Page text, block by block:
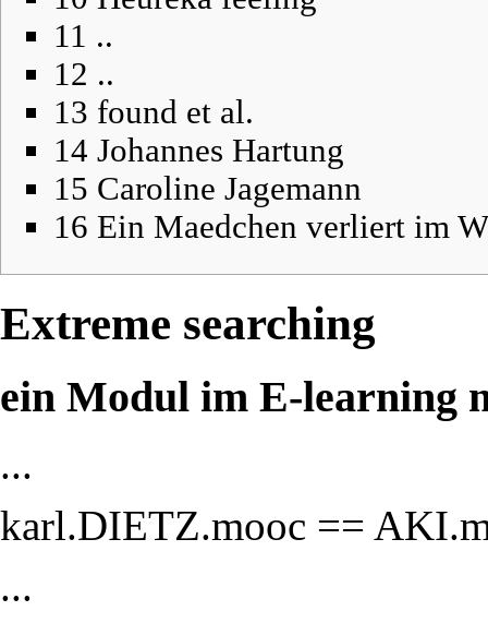
11 ..
12 ..
13 found et al.
14 Johannes Hartung
15 Caroline Jagemann
16 Ein Maedchen verliert im
Extreme searching
ein Modul im E-learning
...
karl.DIETZ.mooc ==
...